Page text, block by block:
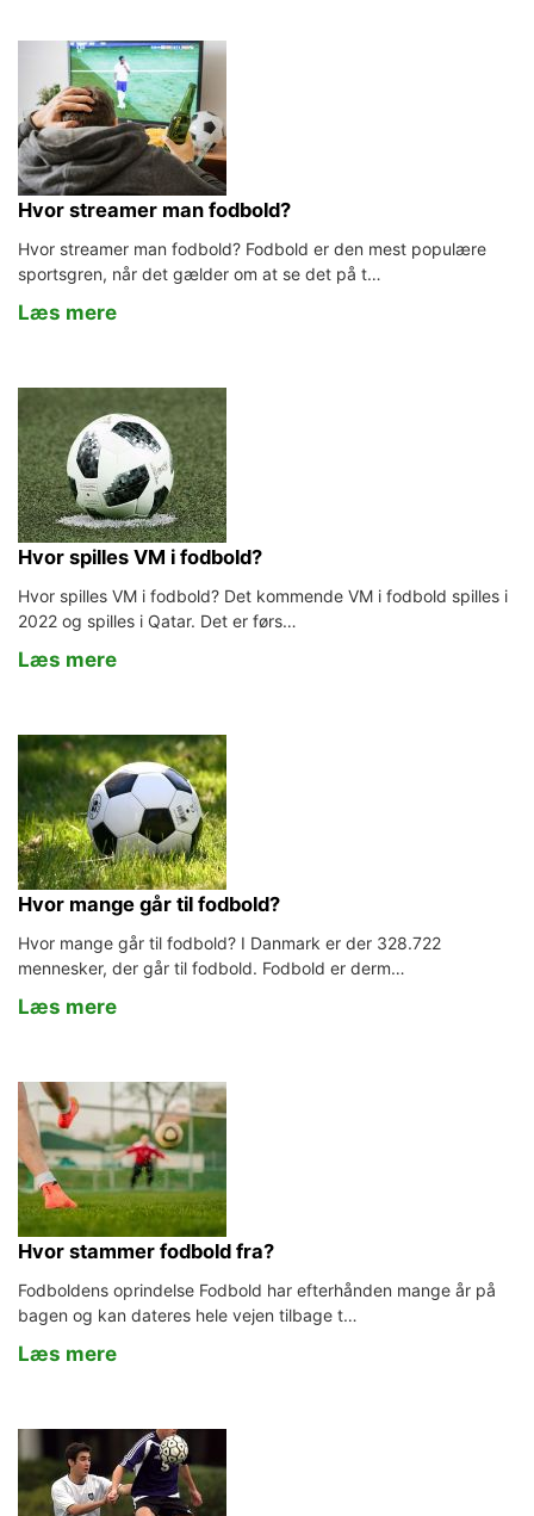
Hvor streamer man fodbold?
Hvor streamer man fodbold? Fodbold er den mest populære
sportsgren, når det gælder om at se det på t…
Læs mere
Hvor spilles VM i fodbold?
Hvor spilles VM i fodbold? Det kommende VM i fodbold spilles i
2022 og spilles i Qatar. Det er førs…
Læs mere
Hvor mange går til fodbold?
Hvor mange går til fodbold? I Danmark er der 328.722
mennesker, der går til fodbold. Fodbold er derm…
Læs mere
Hvor stammer fodbold fra?
Fodboldens oprindelse Fodbold har efterhånden mange år på
bagen og kan dateres hele vejen tilbage t…
Læs mere